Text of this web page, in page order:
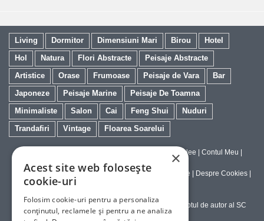
Living Dormitor Dimensiuni Mari Birou
Hotel
Hol
Natura Flori Abstracte
Peisaje Abstracte
Artistice
Orase Frumoase Peisaje de Vara
Bar
Japoneze
Peisaje Marine
Peisaje De Toamna
Minimaliste
Salon Cai Feng Shui
Nuduri
Trandafiri
Vintage Floarea Soarelui
Calitatea Tablourilor Giclee Contul Meu
Tablouri la Comanda
Politica de Livrare si Retur| Politica de Confidentialitate Despre Cookies
Copyright © 2023-2026 - Textele şi imaginile sub dreptul de autor al SC
ArtInvest SRL
×
Acest site web folosește
cookie-uri
Folosim cookie-uri pentru a personaliza
conținutul, reclamele și pentru a ne analiza